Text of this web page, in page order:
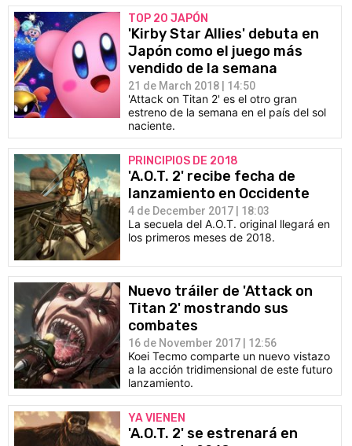
TOP 20 JAPÓN
'Kirby Star Allies' debuta en
Japón como el juego más
vendido de la semana
21 de March 2018 | 14:50
'Attack on Titan 2' es el otro gran
estreno de la semana en el país del sol
naciente.
PRINCIPIOS DE 2018
'A.O.T. 2' recibe fecha de
lanzamiento en Occidente
4 de December 2017 | 18:03
La secuela del A.O.T. original llegará en
los primeros meses de 2018.
Nuevo tráiler de 'Attack on
Titan 2' mostrando sus
combates
16 de November 2017 | 12:56
Koei Tecmo comparte un nuevo vistazo
a la acción tridimensional de este futuro
lanzamiento.
YA VIENEN
'A.O.T. 2' se estrenará en